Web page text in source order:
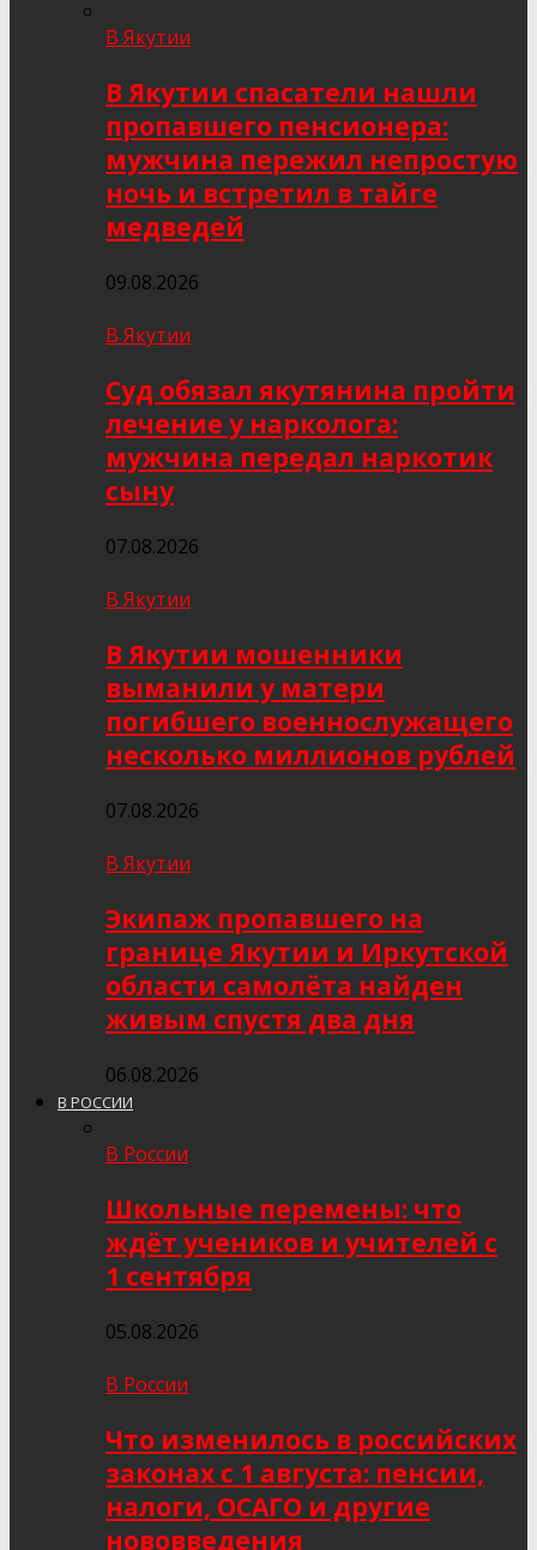
В Якутии
В Якутии спасатели нашли
пропавшего пенсионера:
мужчина пережил непростую
ночь и встретил в тайге
медведей
09.08.2026
В Якутии
Суд обязал якутянина пройти
лечение у нарколога:
мужчина передал наркотик
сыну
07.08.2026
В Якутии
В Якутии мошенники
выманили у матери
погибшего военнослужащего
несколько миллионов рублей
07.08.2026
В Якутии
Экипаж пропавшего на
границе Якутии и Иркутской
области самолёта найден
живым спустя два дня
06.08.2026
В РОССИИ
В России
Школьные перемены: что
ждёт учеников и учителей с
1 сентября
05.08.2026
В России
Что изменилось в российских
законах с 1 августа: пенсии,
налоги, ОСАГО и другие
нововведения